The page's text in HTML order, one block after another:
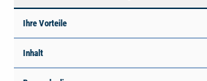
Ihre Vorteile
Inhalt